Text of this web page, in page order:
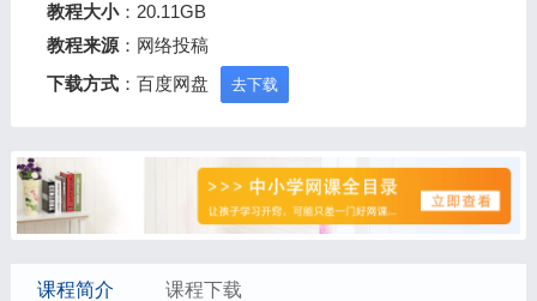
教程大小：20.11GB
教程来源：网络投稿
下载方式：百度网盘 去下载
课程简介 课程下载